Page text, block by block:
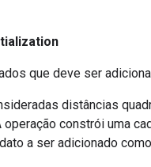
que deve ser
distâncias
constrói uma
a ser adicionado